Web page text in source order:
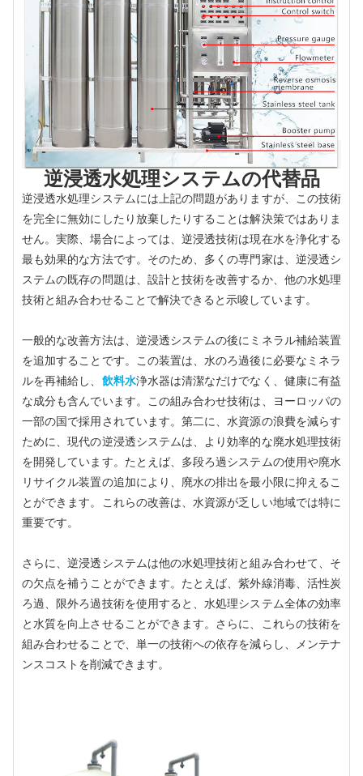
逆浸透水処理システムの代替品
逆浸透水処理システムには上記の問題がありますが、この技術
を完全に無効にしたり放棄したりすることは解決策ではありま
せん。実際、場合によっては、逆浸透技術は現在水を浄化する
最も効果的な方法です。そのため、多くの専門家は、逆浸透シ
ステムの既存の問題は、設計と技術を改善するか、他の水処理
技術と組み合わせることで解決できると示唆しています。
一般的な改善方法は、逆浸透システムの後にミネラル補給装置
を追加することです。この装置は、水のろ過後に必要なミネラ
ルを再補給し、 飲料水浄水器は清潔なだけでなく、健康に有益
な成分も含んでいます。この組み合わせ技術は、ヨーロッパの
一部の国で採用されています。第二に、水資源の浪費を減らす
ために、現代の逆浸透システムは、より効率的な廃水処理技術
を開発しています。たとえば、多段ろ過システムの使用や廃水
リサイクル装置の追加により、廃水の排出を最小限に抑えるこ
とができます。これらの改善は、水資源が乏しい地域では特に
重要です。
さらに、逆浸透システムは他の水処理技術と組み合わせて、そ
の欠点を補うことができます。たとえば、紫外線消毒、活性炭
ろ過、限外ろ過技術を使用すると、水処理システム全体の効率
と水質を向上させることができます。さらに、これらの技術を
組み合わせることで、単一の技術への依存を減らし、メンテナ
ンスコストを削減できます。